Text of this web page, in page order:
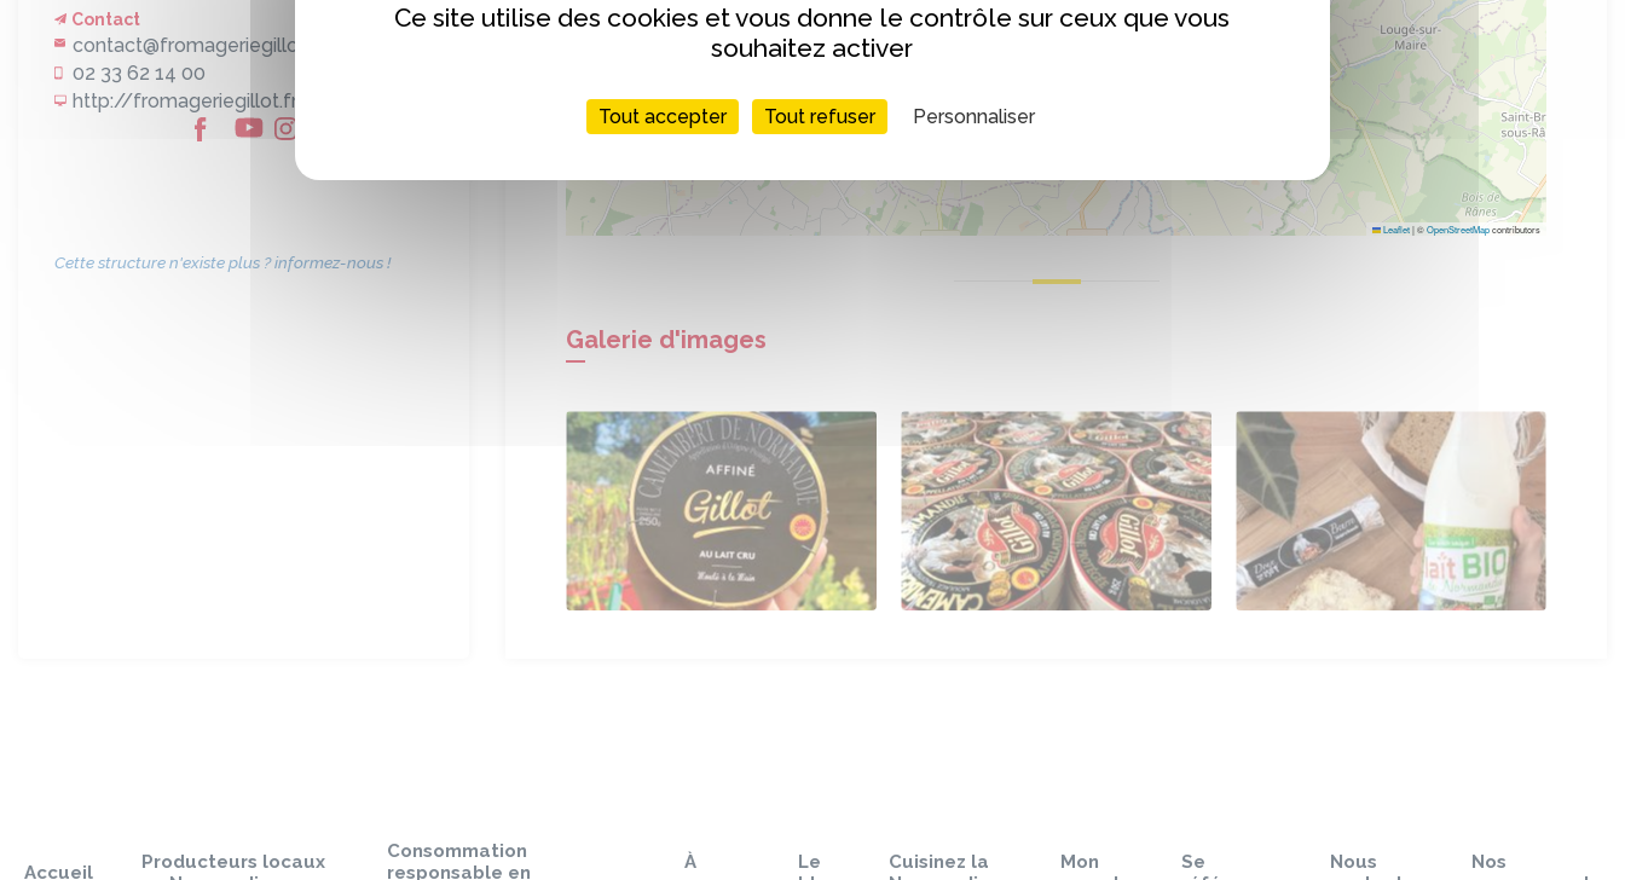
Contact
contact@fromageriegillot.fr
02 33 62 14 00
http://fromageriegillot.fr/
Cette structure n'existe plus ? informez-nous !
Leaflet|©OpenStreetMapcontributors
Galerie d'images
Accueil
Producteurs locaux
Consommation
responsable en
À
Le
Cuisinez la
Mon
Se
Nous
Nos
Ce site utilise des cookies et vous donne le contrôle sur ceux que vous
souhaitez activer
Tout accepter Tout refuser Personnaliser